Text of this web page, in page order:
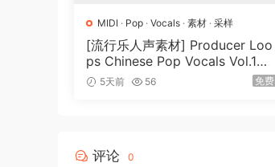
MIDI · Pop · Vocals · 素材 · 采样
[流行乐人声素材] Producer Loo
ps Chinese Pop Vocals Vol.1
[WAV, MiDi, REX]（3.21GB）
5天前 56 免费
评论 0